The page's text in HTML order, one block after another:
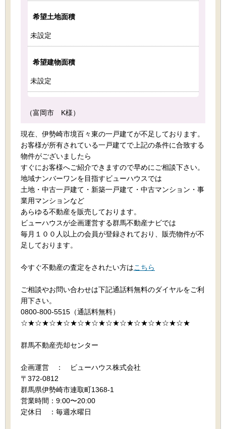
希望土地面積
未設定
希望建物面積
未設定
（富岡市 K様）
現在、伊勢崎市境百々東の一戸建てが不足しております。
お客様が所有されている一戸建てで上記の条件に合致する
物件がございましたら
すぐにお客様へご紹介できますので早めにご相談下さい。
地域ナンバーワンを目指すビューハウスでは
土地・中古一戸建て・新築一戸建て・中古マンション・事
業用マンションなど
あらゆる不動産を販売しております。
ビューハウスが企画運営する群馬不動産ナビでは
毎月１００人以上の会員が登録されており、販売物件が不
足しております。
今すぐ不動産の査定をされたい方はこちら
ご相談やお問い合わせは下記通話料無料のダイヤルをご利
用下さい。
0800-800-5515（通話料無料）
☆★☆★☆★☆★☆★☆★☆★☆★☆★☆★☆★☆★
群馬不動産売却センター
企画運営 ： ビューハウス株式会社
〒372-0812
群馬県伊勢崎市連取町1368-1
営業時間：9:00〜20:00
定休日 ：毎週水曜日